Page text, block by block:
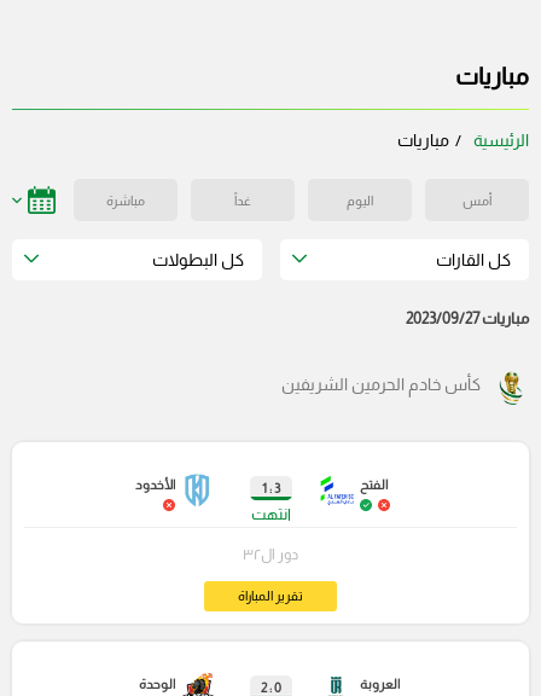
مباريات
الرئيسية مباريات
أمس اليوم غداً مباشرة
كل القارات كل البطولات
مباريات 2023/09/27
كأس خادم الحرمين الشريفين
الفتح 3 : 1
انتهت
الأخدود
دور ال٣٢
تقرير المباراة
العروبة 0 : 2 الوحدة